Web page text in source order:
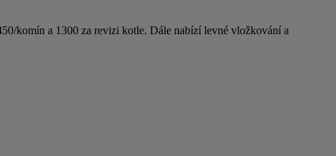
komín a 1300 za revizi kotle. Dále nabízí levné vložkování a